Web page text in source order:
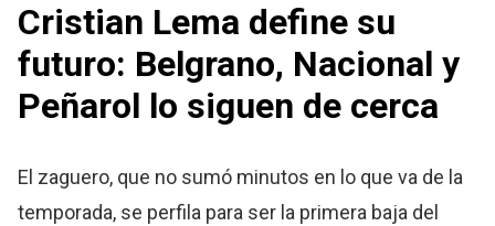
Cristian Lema define su
futuro: Belgrano, Nacional y
Peñarol lo siguen de cerca
El zaguero, que no sumó minutos en lo que va de la
temporada, se perfila para ser la primera baja del